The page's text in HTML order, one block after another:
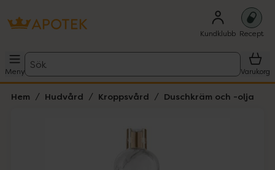
Kundklubb Recept
Meny
Sök
Varukorg
Hem Hudvård Kroppsvård Duschkräm och -olja
Lista: . Innehåller 3 objekt.